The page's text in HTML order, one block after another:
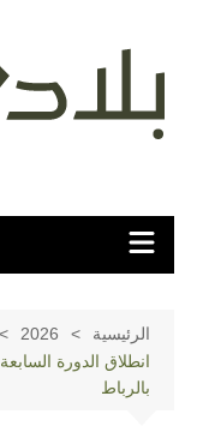
المحتوى
الرئيسية 2026
انطلاق الدورة
بالرباط